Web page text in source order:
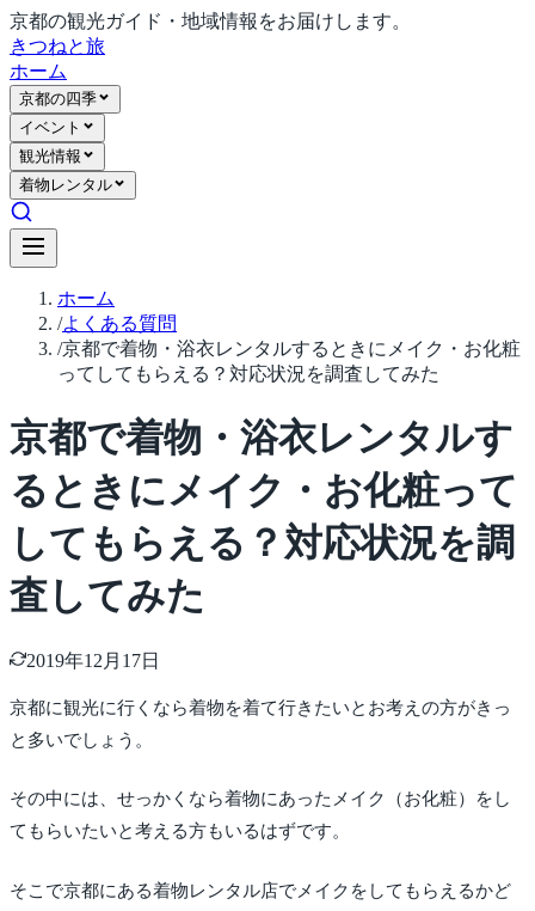
京都の観光ガイド・地域情報をお届けします。
きつねと旅
ホーム
京都の四季
イベント
観光情報
着物レンタル
ホーム
/よくある質問
/京都で着物・浴衣レンタルするときにメイク・お化粧
ってしてもらえる？対応状況を調査してみた
京都で着物・浴衣レンタルす
るときにメイク・お化粧って
してもらえる？対応状況を調
査してみた
2019年12月17日
京都に観光に行くなら着物を着て行きたいとお考えの方がきっ
と多いでしょう。
その中には、せっかくなら着物にあったメイク（お化粧）をし
てもらいたいと考える方もいるはずです。
そこで京都にある着物レンタル店でメイクをしてもらえるかど